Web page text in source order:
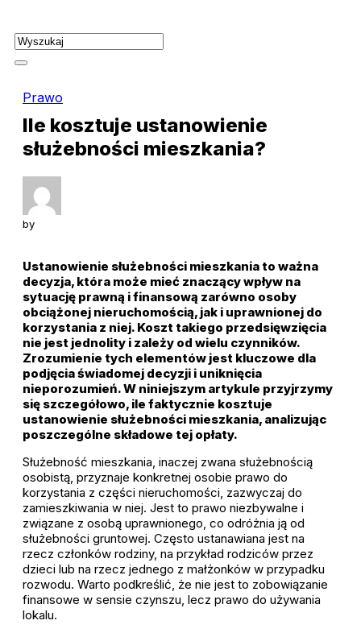
to
content
Prawo
Ile kosztuje ustanowienie
służebności mieszkania?
by
Ustanowienie służebności mieszkania to ważna
decyzja, która może mieć znaczący wpływ na
sytuację prawną i finansową zarówno osoby
obciążonej nieruchomością, jak i uprawnionej do
korzystania z niej. Koszt takiego przedsięwzięcia
nie jest jednolity i zależy od wielu czynników.
Zrozumienie tych elementów jest kluczowe dla
podjęcia świadomej decyzji i uniknięcia
nieporozumień. W niniejszym artykule przyjrzymy
się szczegółowo, ile faktycznie kosztuje
ustanowienie służebności mieszkania, analizując
poszczególne składowe tej opłaty.
Służebność mieszkania, inaczej zwana służebnością
osobistą, przyznaje konkretnej osobie prawo do
korzystania z części nieruchomości, zazwyczaj do
zamieszkiwania w niej. Jest to prawo niezbywalne i
związane z osobą uprawnionego, co odróżnia ją od
służebności gruntowej. Często ustanawiana jest na
rzecz członków rodziny, na przykład rodziców przez
dzieci lub na rzecz jednego z małżonków w przypadku
rozwodu. Warto podkreślić, że nie jest to zobowiązanie
finansowe w sensie czynszu, lecz prawo do używania
lokalu.